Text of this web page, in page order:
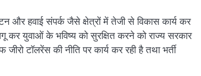
और हवाई संपर्क जैसे क्षेत्रों में तेजी से विकास कार्य कर
कर युवाओं के भविष्य को सुरक्षित करने को राज्य सरकार
टॉलरेंस की नीति पर कार्य कर रही है तथा भर्ती